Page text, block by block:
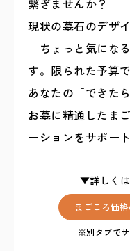
繋ぎませんか？
現状の墓石のデザ
「ちょっと気にな
す。限られた予算
あなたの「できた
お墓に精通したま
ーションをサポー
まごころ価